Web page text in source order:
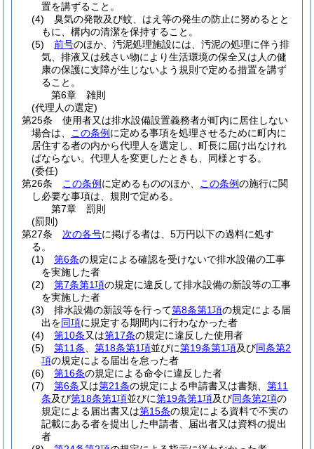
置を講ずること。
(4)
臭気の発散及び蚊、はえ等の発生の防止に努めるとと
もに、構内の清潔を保持すること。
(5)
前号のほか、汚泥処理施設には、汚泥の処理に伴う排
気、排液又は残さい物により生活環境の保全又は人の健
康の保護に支障が生じないよう規則で定める措置を講ず
ること。
第6章
雑則
(代理人の選定)
第25条
使用者又は排水設備設置義務者が町内に居住しない
場合は、
この条例 に定める事項を処理させるために町内に
居住する者の内から代理人を選定し、町長に届け出なけれ
ばならない。 代理人を変更したときも、同様とする。
(委任)
第26条
この条例 に定めるもののほか、 この条例の施行に関
し必要な事項は、規則で定める。
第7章
罰則
(罰則)
第27条
次の各号に掲げる者は、5万円以下の過料に処す
る。
(1)
第6条の規定による確認を受けないで排水設備の工事
を実施した者
(2)
第7条第1項の規定に違反して排水設備の新設等の工事
を実施した者
(3)
排水設備の新設等を行って第8条第1項の規定による届
出を同項に規定する期間内に行わなかった者
(4)
第10条又は第17条の規定に違反した使用者
(5)
第11条 第18条第1項並びに第19条第1項及び同条第2
項の規定による届出を怠った者
(6)
第16条の規定による命令に違反した者
(7)
第6条又は第21条の規定による申請書又は書類、 第11
条及び第18条第1項並びに第19条第1項及び同条第2項の
規定による届出書又は第15条の規定による資料で不実の
記載にある者を提出した申請者、届出者又は資料の提出
者